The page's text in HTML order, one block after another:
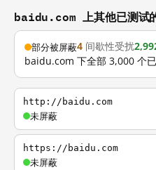
baidu.com 上其他已测试
部分被屏蔽4 间歇性受扰
baidu.com 下全部 3,000 个
http://baidu.com
未屏蔽
https://baidu.com
未屏蔽